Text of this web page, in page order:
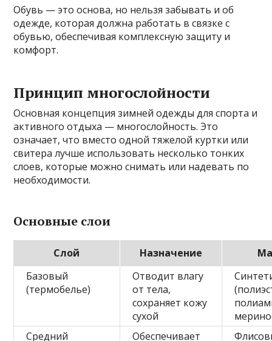
Обувь — это основа, но нельзя забывать и об
одежде, которая должна работать в связке с
обувью, обеспечивая комплексную защиту и
комфорт.
Принцип многослойности
Основная концепция зимней одежды для спорта и
активного отдыха — многослойность. Это
означает, что вместо одной тяжелой куртки или
свитера лучше использовать несколько тонких
слоев, которые можно снимать или надевать по
необходимости.
Основные слои
Слой Назначение
Базовый
(термобелье)
Отводит влагу
от тела,
сохраняет кожу
сухой
Средний
Обеспечивает